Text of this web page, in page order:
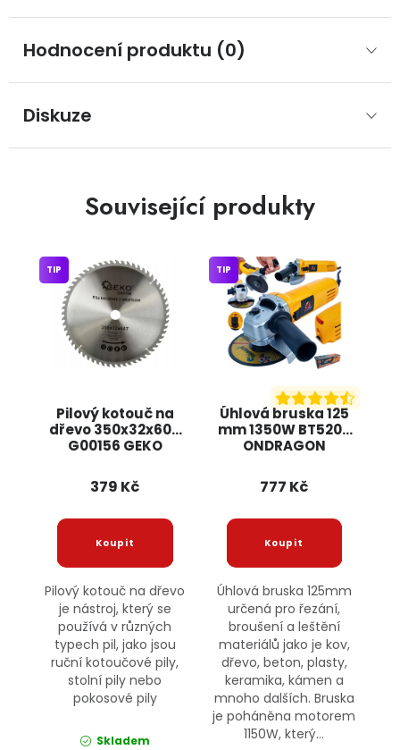
Hodnocení produktu (0)
Diskuze
Související produkty
Pilový kotouč na
dřevo 350x32x60T
G00156 GEKO
TIP
379 Kč
Pilový kotouč na dřevo
je nástroj, který se
používá v různých
typech pil, jako jsou
ruční kotoučové pily,
stolní pily nebo
pokosové pily
Skladem
Úhlová bruska 125
mm 1350W BT5205
ONDRAGON
TIP
777 Kč
Úhlová bruska 125mm
určená pro řezání,
broušení a leštění
materiálů jako je kov,
dřevo, beton, plasty,
keramika, kámen a
mnoho dalších. Bruska
je poháněna motorem
1150W, který...